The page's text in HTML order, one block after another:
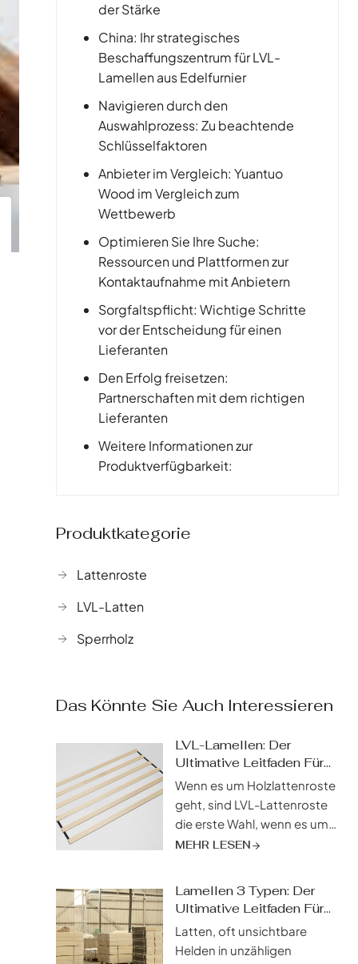
der Stärke
China: Ihr strategisches
Beschaffungszentrum für LVL-
Lamellen aus Edelfurnier
Navigieren durch den
Auswahlprozess: Zu beachtende
Schlüsselfaktoren
Anbieter im Vergleich: Yuantuo
Wood im Vergleich zum
Wettbewerb
Optimieren Sie Ihre Suche:
Ressourcen und Plattformen zur
Kontaktaufnahme mit Anbietern
Sorgfaltspflicht: Wichtige Schritte
vor der Entscheidung für einen
Lieferanten
Den Erfolg freisetzen:
Partnerschaften mit dem richtigen
Lieferanten
Weitere Informationen zur
Produktverfügbarkeit:
Produktkategorie
Lattenroste
LVL-Latten
Sperrholz
Das Könnte Sie Auch Interessieren
LVL-Lamellen: Der
Ultimative Leitfaden Für
Anwendungen,
Preisgestaltung Im Jahr
2025
Wenn es um Holzlattenroste
geht, sind LVL-Lattenroste
die erste Wahl, wenn es um
Haltbarkeit, Flexibilität und
Lattenroste? LVL steht für
(Furnierschichtholz), ein
hochleistungsfähiges
MEHR LESEN
Lamellen 3 Typen: Der
Ultimative Leitfaden Für
Die Auswahl Der Besten
Latten, oft unsichtbare
Helden in unzähligen